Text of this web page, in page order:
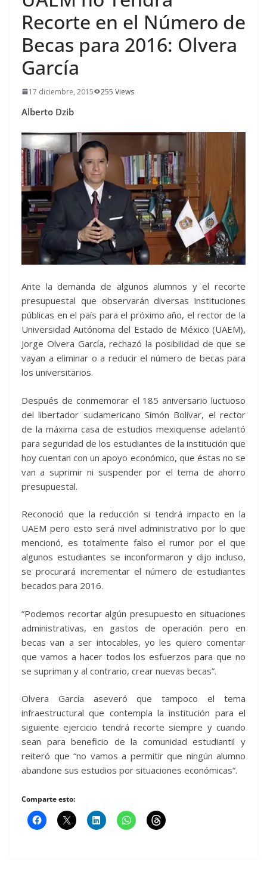
Recorte en el Número de
Becas para 2016: Olvera
García
17 diciembre, 2015 255 Views
Alberto Dzib
Ante la demanda de algunos alumnos y el recorte
presupuestal que observarán diversas instituciones
públicas en el país para el próximo año, el rector de la
Universidad Autónoma del Estado de México (UAEM),
Jorge Olvera García, rechazó la posibilidad de que se
vayan a eliminar o a reducir el número de becas para
los universitarios.
Después de conmemorar el 185 aniversario luctuoso
del libertador sudamericano Simón Bolívar, el rector
de la máxima casa de estudios mexiquense adelantó
para seguridad de los estudiantes de la institución que
hoy cuentan con un apoyo económico, que éstas no se
van a suprimir ni suspender por el tema de ahorro
presupuestal.
Reconoció que la reducción si tendrá impacto en la
UAEM pero esto será nivel administrativo por lo que
mencionó, es totalmente falso el rumor por el que
algunos estudiantes se inconformaron y dijo incluso,
se procurará incrementar el número de estudiantes
becados para 2016.
”Podemos recortar algún presupuesto en situaciones
administrativas, en gastos de operación pero en
becas van a ser intocables, yo les quiero comentar
que vamos a hacer todos los esfuerzos para que no
se supriman y al contrario, crear nuevas becas”.
Olvera García aseveró que tampoco el tema
infraestructural que contempla la institución para el
siguiente ejercicio tendrá recorte siempre y cuando
sean para beneficio de la comunidad estudiantil y
reiteró que “no vamos a permitir que ningún alumno
abandone sus estudios por situaciones económicas”.
Comparte esto: